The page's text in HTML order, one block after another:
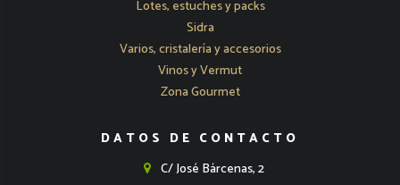
Lotes, estuches y packs
Sidra
Varios, cristalería y accesorios
Vinos y Vermut
Zona Gourmet
DATOS DE CONTACTO
C/ José Bárcenas, 2